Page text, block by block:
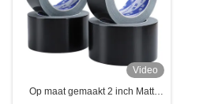
Video
Op maat gemaakt 2 inch Matt